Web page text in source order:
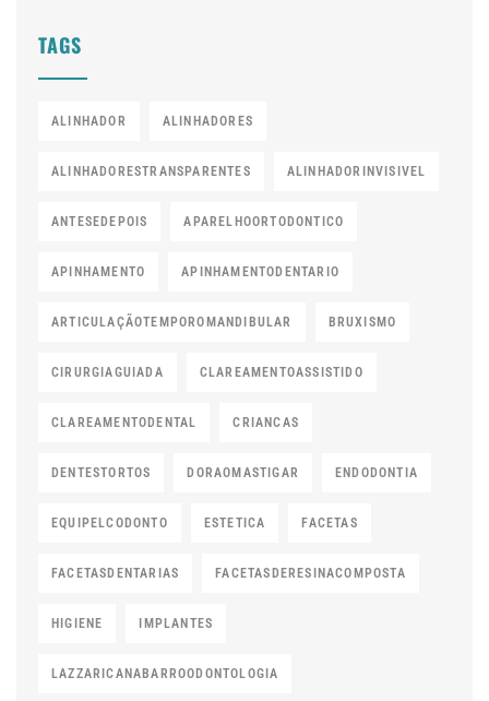
TAGS
ALINHADOR ALINHADORES
ALINHADORESTRANSPARENTES ALINHADORINVISIVEL
ANTESEDEPOIS APARELHOORTODONTICO
APINHAMENTO APINHAMENTODENTARIO
ARTICULAÇÃOTEMPOROMANDIBULAR BRUXISMO
CIRURGIAGUIADA CLAREAMENTOASSISTIDO
CLAREAMENTODENTAL CRIANCAS
DENTESTORTOS DORAOMASTIGAR ENDODONTIA
EQUIPELCODONTO ESTETICA FACETAS
FACETASDENTARIAS FACETASDERESINACOMPOSTA
HIGIENE IMPLANTES
LAZZARICANABARROODONTOLOGIA